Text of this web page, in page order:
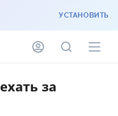
УСТАНОВИТЬ
за